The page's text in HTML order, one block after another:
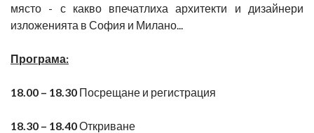
място - с какво впечатлиха архитекти и дизайнери
изложенията в София и Милано...
Програма:
18.00 – 18.30 Посрещане и регистрация
18.30 – 18.40Откриване